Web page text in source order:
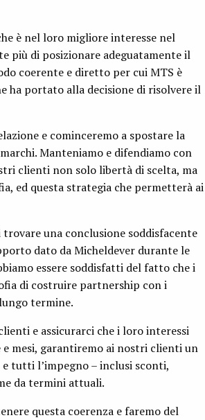
è nel loro migliore interesse nel
più di posizionare adeguatamente il
coerente e diretto per cui MTS è
ha portato alla decisione di risolvere il
e cominceremo a spostare la
Manteniamo e difendiamo con
clienti non solo libertà di scelta, ma
ed questa strategia che permetterà ai
una conclusione soddisfacente
dato da Micheldever durante le
essere soddisfatti del fatto che i
di costruire partnership con i
termine.
e assicurarci che i loro interessi
mesi, garantiremo ai nostri clienti un
tutti l’impegno – inclusi sconti,
da termini attuali.
questa coerenza e faremo del